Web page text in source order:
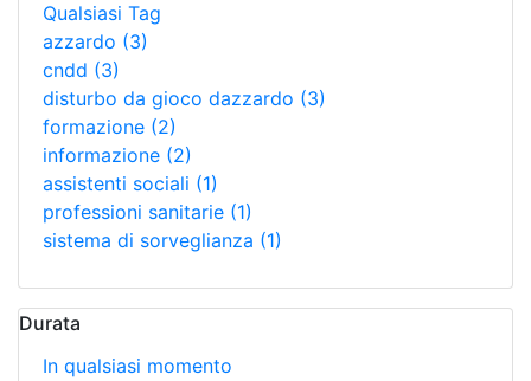
Qualsiasi Tag
azzardo (3)
cndd (3)
disturbo da gioco dazzardo (3)
formazione (2)
informazione (2)
assistenti sociali (1)
professioni sanitarie (1)
sistema di sorveglianza (1)
Durata
In qualsiasi momento